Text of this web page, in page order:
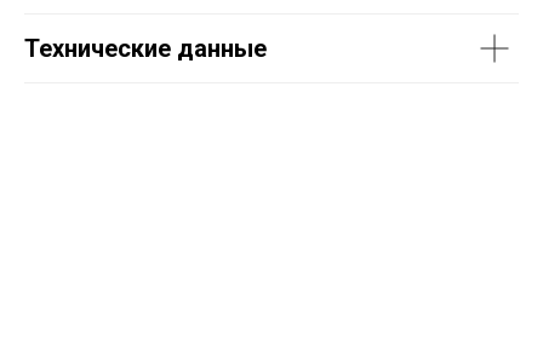
Технические данные